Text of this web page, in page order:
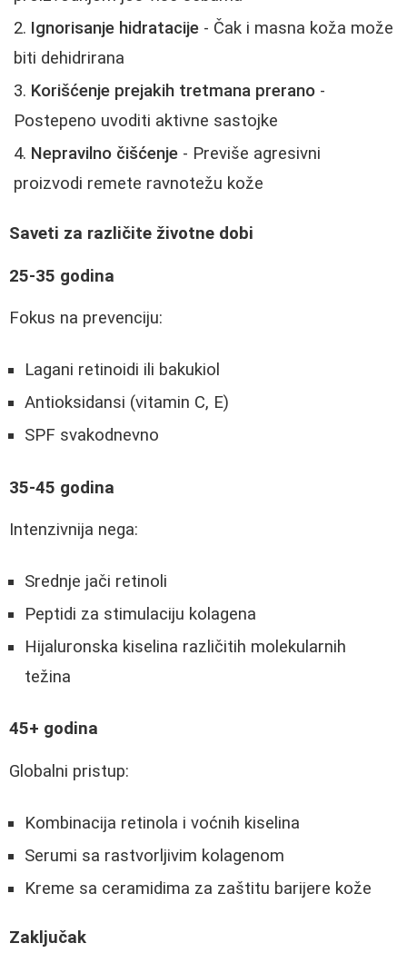
Ignorisanje hidratacije - Čak i masna koža može
biti dehidrirana
Korišćenje prejakih tretmana prerano -
Postepeno uvoditi aktivne sastojke
Nepravilno čišćenje - Previše agresivni
proizvodi remete ravnotežu kože
Saveti za različite životne dobi
25-35 godina
Fokus na prevenciju:
Lagani retinoidi ili bakukiol
Antioksidansi (vitamin C, E)
SPF svakodnevno
35-45 godina
Intenzivnija nega:
Srednje jači retinoli
Peptidi za stimulaciju kolagena
Hijaluronska kiselina različitih molekularnih
težina
45+ godina
Globalni pristup:
Kombinacija retinola i voćnih kiselina
Serumi sa rastvorljivim kolagenom
Kreme sa ceramidima za zaštitu barijere kože
Zaključak